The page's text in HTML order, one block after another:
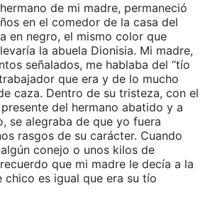
de mi madre, permaneció
en el comedor de la casa del
en negro, el mismo color que
la abuela Dionisia. Mi madre,
señalados, me hablaba del “tío
que era y de lo mucho
caza. Dentro de su tristeza, con el
del hermano abatido y a
se alegraba de que yo fuera
rasgos de su carácter. Cuando
conejo o unos kilos de
que mi madre le decía a la
chico es igual que era su tío